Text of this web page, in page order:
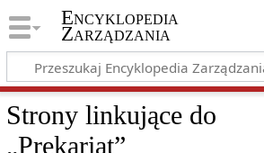
Encyklopedia
Zarządzania
Strony linkujące do
„Prekariat”